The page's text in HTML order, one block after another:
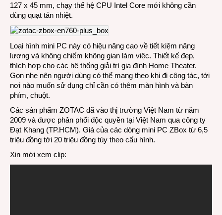
127 x 45 mm, chạy thế hệ CPU Intel Core mới không cần
dùng quạt tản nhiệt.
Loại hình mini PC này có hiệu năng cao về tiết kiệm năng
lượng và không chiếm không gian làm việc. Thiết kế đẹp,
thích hợp cho các hệ thống giải trí gia đình Home Theater.
Gọn nhẹ nên người dùng có thể mang theo khi đi công tác, tới
nơi nào muốn sử dụng chỉ cần có thêm màn hình và bàn
phím, chuột.
Các sản phẩm ZOTAC đã vào thị trường Việt Nam từ năm
2009 và được phân phối độc quyền tại Việt Nam qua công ty
Đạt Khang (TP.HCM). Giá của các dòng mini PC ZBox từ 6,5
triệu đồng tới 20 triệu đồng tùy theo cấu hình.
Xin mời xem clip: